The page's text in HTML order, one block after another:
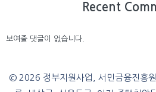
Recent
보여줄 댓글이 없습니다.
© 2026 정부지원사업, 서민금융진흥